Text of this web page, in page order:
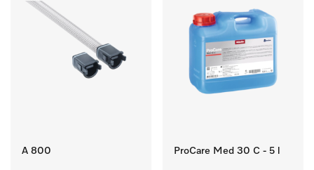
A 800 ProCare Med 30 C - 5 l